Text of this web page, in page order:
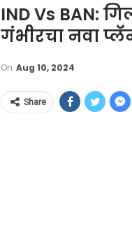
IND Vs BAN:
गंभीरचा नवा
On Aug 10, 2024
Share